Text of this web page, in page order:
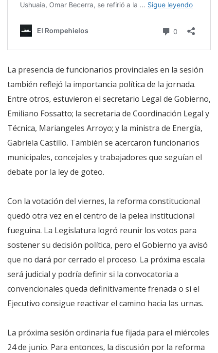
La presencia de funcionarios provinciales en la sesión
también reflejó la importancia política de la jornada.
Entre otros, estuvieron el secretario Legal de Gobierno,
Emiliano Fossatto; la secretaria de Coordinación Legal y
Técnica, Mariangeles Arroyo; y la ministra de Energía,
Gabriela Castillo. También se acercaron funcionarios
municipales, concejales y trabajadores que seguían el
debate por la ley de goteo.
Con la votación del viernes, la reforma constitucional
quedó otra vez en el centro de la pelea institucional
fueguina. La Legislatura logró reunir los votos para
sostener su decisión política, pero el Gobierno ya avisó
que no dará por cerrado el proceso. La próxima escala
será judicial y podría definir si la convocatoria a
convencionales queda definitivamente frenada o si el
Ejecutivo consigue reactivar el camino hacia las urnas.
La próxima sesión ordinaria fue fijada para el miércoles
24 de junio. Para entonces, la discusión por la reforma